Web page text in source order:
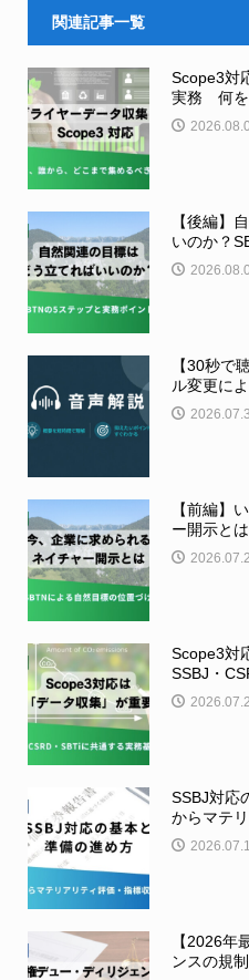
関連記事一覧
Scope3対
実務 何を
【後編】
いのか？
【30秒で
ル変更によ
【前編】
ー開示とは
Scope3対
SSBJ・
SSBJ対応
からマテリ
【2026年
ンスの規制